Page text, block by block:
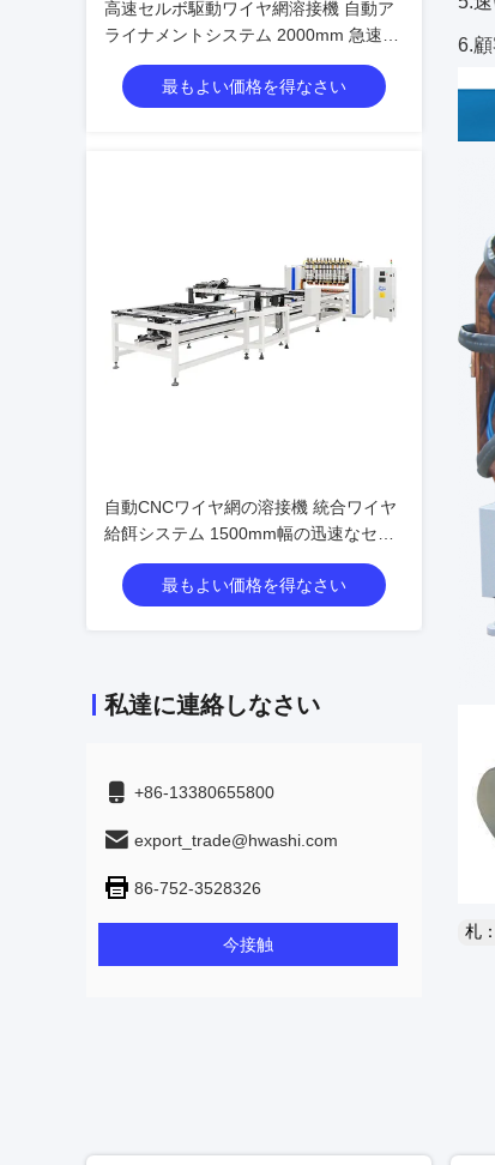
高速セルボ駆動ワイヤ網溶接機 自動ア
ライナメントシステム 2000mm 急速な
出力
最もよい価格を得なさい
自動CNCワイヤ網の溶接機 統合ワイヤ
給餌システム 1500mm幅の迅速なセッ
トアップ
最もよい価格を得なさい
私達に連絡しなさい
+86-13380655800
export_trade@hwashi.com
86-752-3528326
今接触
6.
札：